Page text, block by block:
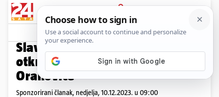
PRIJAVA
Promo sadržaj
Slavonija i Podravina:
otkrivamo najljepše tajne
Orahovice
Sponzorirani članak, nedjelja, 10.12.2023. u 09:00